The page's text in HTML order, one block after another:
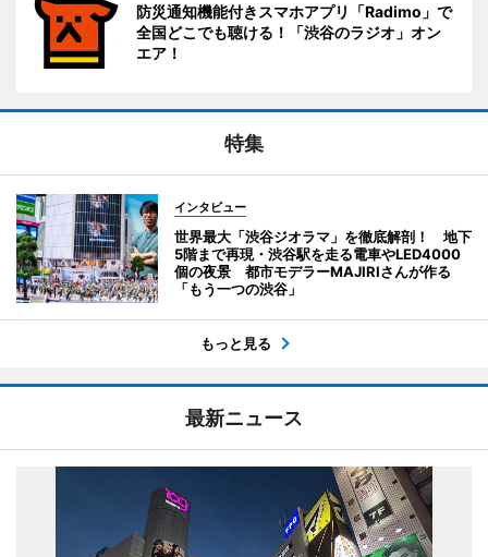
防災通知機能付きスマホアプリ「Radimo」で
全国どこでも聴ける！「渋谷のラジオ」オン
エア！
特集
インタビュー
世界最大「渋谷ジオラマ」を徹底解剖！ 地下
5階まで再現・渋谷駅を走る電車やLED4000
個の夜景 都市モデラーMAJIRIさんが作る
「もう一つの渋谷」
もっと見る
最新ニュース